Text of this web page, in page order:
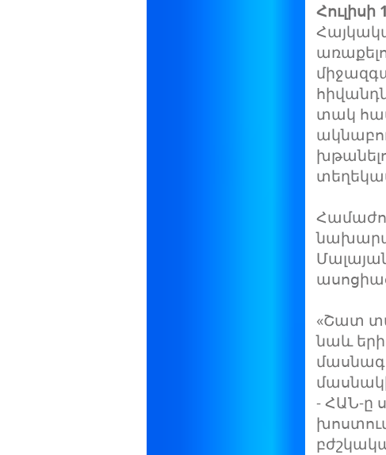
Հուլիսի
տակ
«Շատ
նաև
- ՀԱՆ-ը